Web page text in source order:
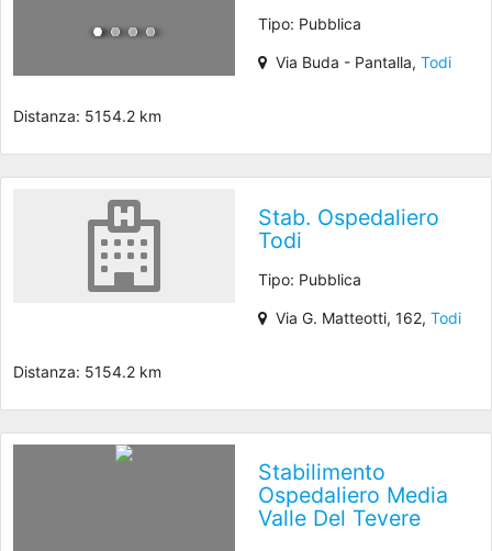
Tipo: Pubblica
Via Buda - Pantalla, Todi
Distanza: 5154.2 km
Stab. Ospedaliero
Todi
Tipo: Pubblica
Via G. Matteotti, 162, Todi
Distanza: 5154.2 km
Stabilimento
Ospedaliero Media
Valle Del Tevere